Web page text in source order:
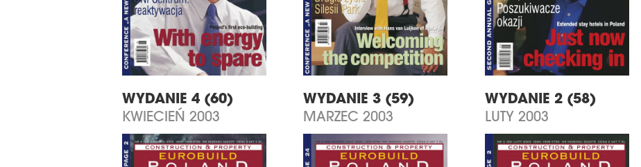
WYDANIE 4 (60)
KWIECIEŃ 2003
WYDANIE 3 (59)
MARZEC 2003
WYDANIE 2 (58)
LUTY 2003